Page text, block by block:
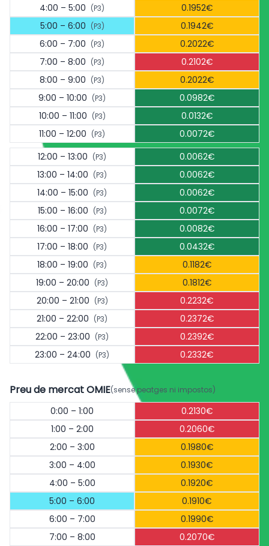
4:00 – 5:00 (P3)
0.1952€
5:00 – 6:00 (P3)
0.1942€
6:00 – 7:00 (P3)
0.2022€
7:00 – 8:00 (P3)
0.2102€
8:00 – 9:00 (P3)
0.2022€
9:00 – 10:00 (P3)
0.0982€
10:00 – 11:00 (P3)
0.0132€
11:00 – 12:00 (P3)
0.0072€
12:00 – 13:00 (P3)
0.0062€
13:00 – 14:00 (P3)
0.0062€
14:00 – 15:00 (P3)
0.0062€
15:00 – 16:00 (P3)
0.0072€
16:00 – 17:00 (P3)
0.0082€
17:00 – 18:00 (P3)
0.0432€
18:00 – 19:00 (P3)
0.1182€
19:00 – 20:00 (P3)
0.1812€
20:00 – 21:00 (P3)
0.2232€
21:00 – 22:00 (P3)
0.2372€
22:00 – 23:00 (P3)
0.2392€
23:00 – 24:00 (P3) 0.2332€
Preu de mercat OMIE(sense peatges ni impostos)
0:00 – 1:00
0.2130€
1:00 – 2:00
0.2060€
2:00 – 3:00
0.1980€
3:00 – 4:00
0.1930€
4:00 – 5:00
0.1920€
5:00 – 6:00
0.1910€
6:00 – 7:00
0.1990€
7:00 – 8:00
0.2070€